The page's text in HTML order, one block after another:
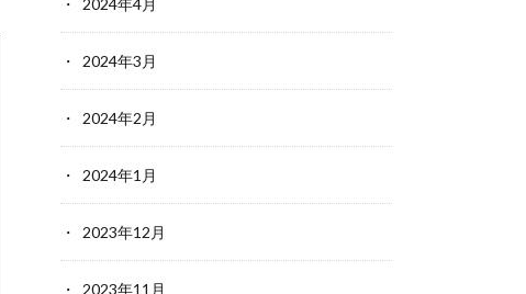
2024年4月
2024年3月
2024年2月
2024年1月
2023年12月
2023年11月